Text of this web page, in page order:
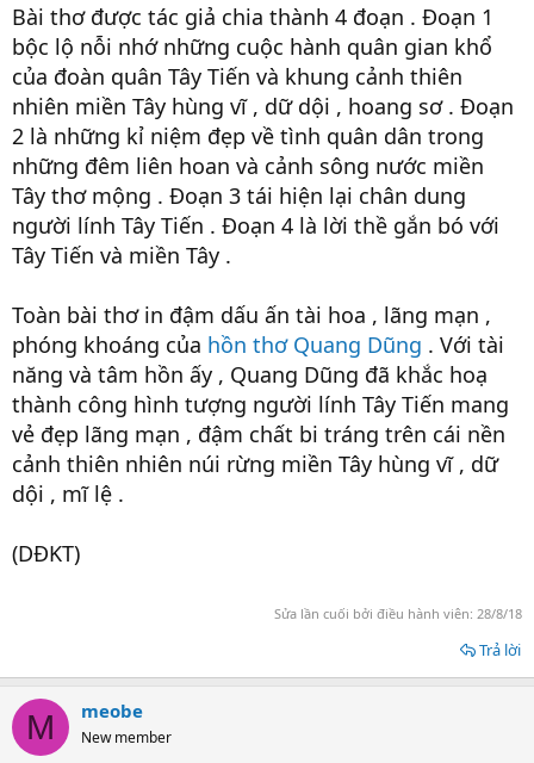
Bài thơ được tác giả chia thành 4 đoạn . Đoạn 1
bộc lộ nỗi nhớ những cuộc hành quân gian khổ
của đoàn quân Tây Tiến và khung cảnh thiên
nhiên miền Tây hùng vĩ , dữ dội , hoang sơ . Đoạn
2 là những kỉ niệm đẹp về tình quân dân trong
những đêm liên hoan và cảnh sông nước miền
Tây thơ mộng . Đoạn 3 tái hiện lại chân dung
người lính Tây Tiến . Đoạn 4 là lời thề gắn bó với
Tây Tiến và miền Tây .
Toàn bài thơ in đậm dấu ấn tài hoa , lãng mạn ,
phóng khoáng của hồn thơ Quang Dũng . Với tài
năng và tâm hồn ấy , Quang Dũng đã khắc hoạ
thành công hình tượng người lính Tây Tiến mang
vẻ đẹp lãng mạn , đậm chất bi tráng trên cái nền
cảnh thiên nhiên núi rừng miền Tây hùng vĩ , dữ
dội , mĩ lệ .
(DĐKT)
Sửa lần cuối bởi điều hành viên: 28/8/18
Trả lời
M meobe
New member